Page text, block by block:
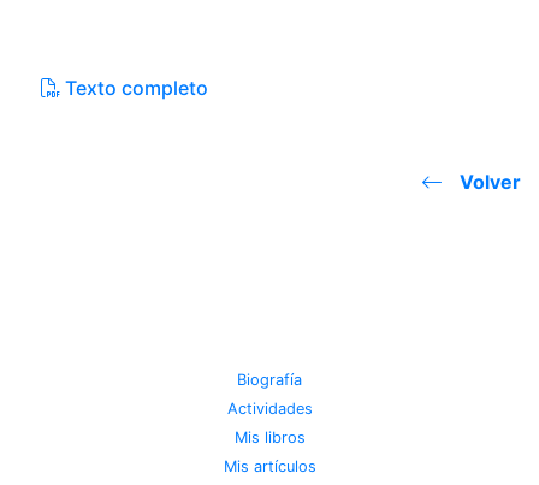
Texto completo
Volver
Biografía
Actividades
Mis libros
Mis artículos